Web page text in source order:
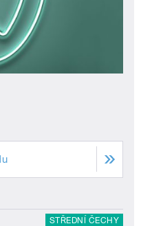
STŘEDNÍ ČECHY